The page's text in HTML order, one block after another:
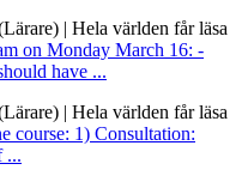
| Hela världen får läsa
on Monday March 16: -
have ...
| Hela världen får läsa
course: 1) Consultation:
...